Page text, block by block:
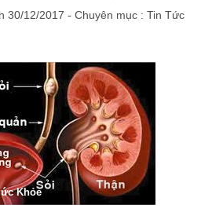
30/12/2017 - Chuyên mục : Tin Tức
Khỏe